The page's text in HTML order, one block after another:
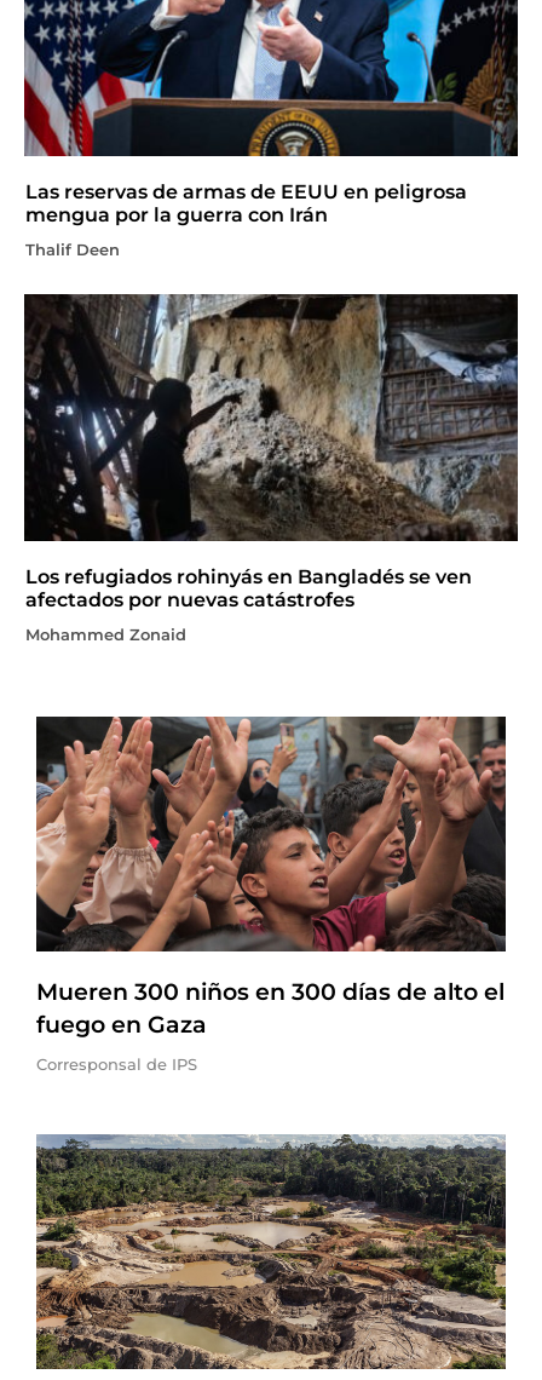
Las reservas de armas de EEUU en peligrosa
mengua por la guerra con Irán
Thalif Deen
Los refugiados rohinyás en Bangladés se ven
afectados por nuevas catástrofes
Mohammed Zonaid
Mueren 300 niños en 300 días de alto el
fuego en Gaza
Corresponsal de IPS